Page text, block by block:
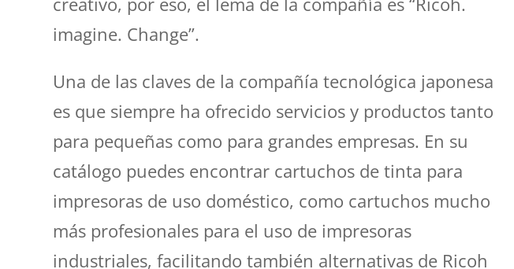
imagine. Change”.
Una de las claves de la compañía tecnológica japonesa
es que siempre ha ofrecido servicios y productos tanto
para pequeñas como para grandes empresas. En su
catálogo puedes encontrar cartuchos de tinta para
impresoras de uso doméstico, como cartuchos mucho
más profesionales para el uso de impresoras
industriales, facilitando también alternativas de Ricoh